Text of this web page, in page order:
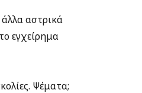
αστρικά
εγχείρημα
Ψέματα;